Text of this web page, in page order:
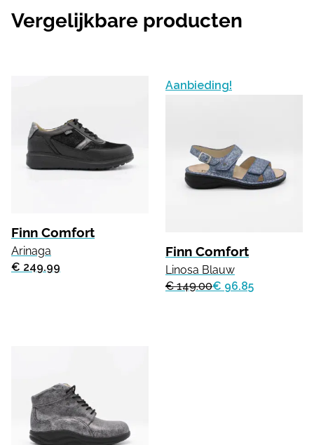
Vergelijkbare producten
Finn Comfort
Arinaga
€ 249.99
Aanbieding!
Finn Comfort
Linosa Blauw
€ 149.00€ 96.85